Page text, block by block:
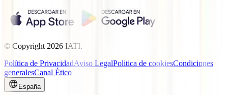
© Copyright 2026 IATI.
Política de PrivacidadAviso LegalPolitica de cookiesCondiciones
generalesCanal Ético
España